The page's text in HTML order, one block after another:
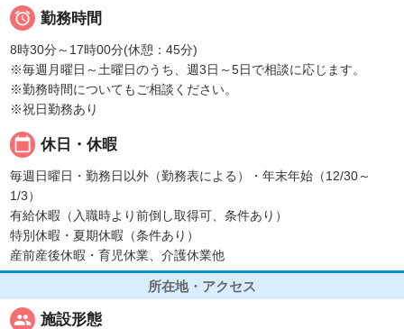
 勤務時間
8時30分～17時00分(休憩：45分)
※毎週月曜日～土曜日のうち、週3日～5日で相談に応じます。
※勤務時間についてもご相談ください。
※祝日勤務あり
calendar_today 休日・休暇
毎週日曜日・勤務日以外（勤務表による）・年末年始（12/30～
1/3）
有給休暇（入職時より前倒し取得可、条件あり）
特別休暇・夏期休暇（条件あり）
産前産後休暇・育児休業、介護休業他
所在地・アクセス
people 施設形態